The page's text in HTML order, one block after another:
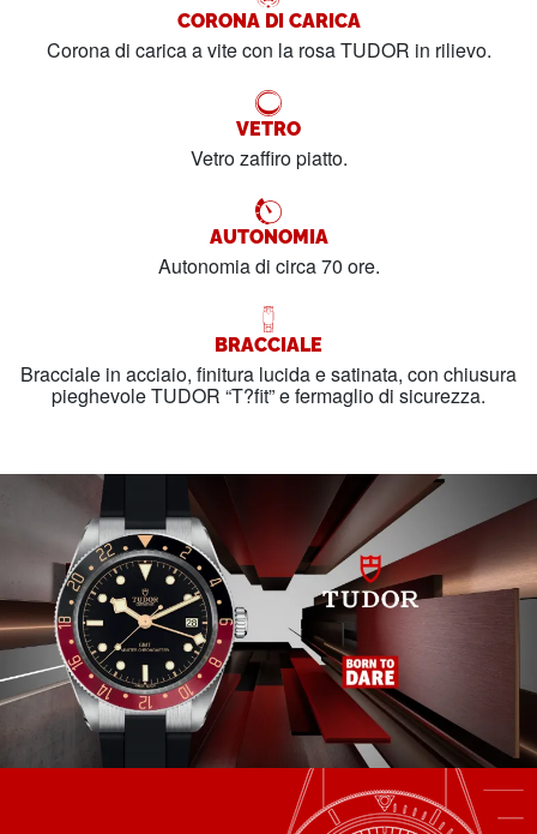
CORONA DI CARICA
Corona di carica a vite con la rosa TUDOR in rilievo.
VETRO
Vetro zaffiro piatto.
AUTONOMIA
Autonomia di circa 70 ore.
BRACCIALE
Bracciale in acciaio, finitura lucida e satinata, con chiusura
pieghevole TUDOR “T?fit” e fermaglio di sicurezza.